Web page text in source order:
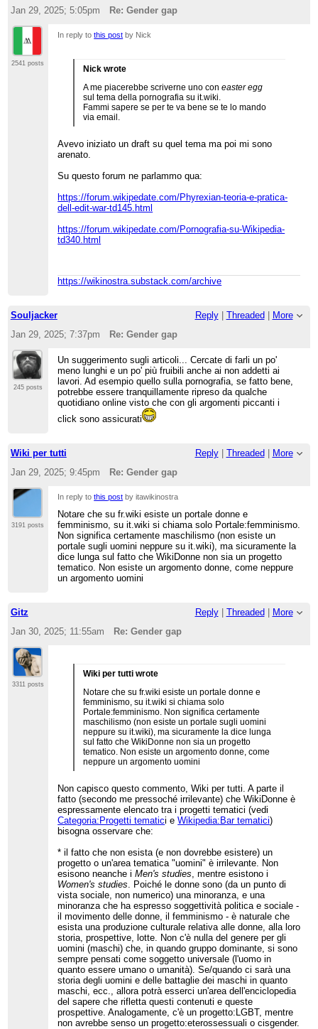
Jan 29, 2025; 5:05pm Re: Gender gap
2541 posts
In reply tothis post by Nick
Nick wrote
A me piacerebbe scriverne uno coneaster egg
sul tema della pornografia su it.wiki.
Fammi sapere se per te va bene se te lo mando
via email.
Avevo iniziato un draft su quel tema ma poi mi sono
arenato.
Su questo forum ne parlammo qua:
https://forum.wikipedate.com/Phyrexian-teoria-e-pratica-
dell-edit-war-td145.html
https://forum.wikipedate.com/Pornografia-su-Wikipedia-
td340.html
https://wikinostra.substack.com/archive
Souljacker Reply| Threaded
More
Jan 29, 2025; 7:37pm
Re: Gender gap
245 posts
Un suggerimento sugli articoli... Cercate di farli un po'
meno lunghi e un po' più fruibili anche ai non addetti ai
lavori. Ad esempio quello sulla pornografia, se fatto bene,
potrebbe essere tranquillamente ripreso da qualche
quotidiano online visto che con gli argomenti piccanti i
click sono assicurati
Wiki per tutti Reply| Threaded
More
Jan 29, 2025; 9:45pm
Re: Gender gap
3191 posts
In reply tothis post by itawikinostra
Notare che su fr.wiki esiste un portale donne e
femminismo, su it.wiki si chiama solo Portale:femminismo.
Non significa certamente maschilismo (non esiste un
portale sugli uomini neppure su it.wiki), ma sicuramente la
dice lunga sul fatto che WikiDonne non sia un progetto
tematico. Non esiste un argomento donne, come neppure
un argomento uomini
Gitz Reply| Threaded
More
Jan 30, 2025; 11:55am
Re: Gender gap
3311 posts
Wiki per tutti wrote
Notare che su fr.wiki esiste un portale donne e
femminismo, su it.wiki si chiama solo
Portale:femminismo. Non significa certamente
maschilismo (non esiste un portale sugli uomini
neppure su it.wiki), ma sicuramente la dice lunga
sul fatto che WikiDonne non sia un progetto
tematico. Non esiste un argomento donne, come
neppure un argomento uomini
Non capisco questo commento, Wiki per tutti. A parte il
fatto (secondo me pressoché irrilevante) che WikiDonne è
espressamente elencato tra i progetti tematici (vedi
Categoria:Progetti tematici eWikipedia:Bar tematici)
bisogna osservare che:
* il fatto che non esista (e non dovrebbe esistere) un
progetto o un'area tematica "uomini" è irrilevante. Non
esisono neanche iMen's studies , mentre esistono i
Women's studies . Poiché le donne sono (da un punto di
vista sociale, non numerico) una minoranza, e una
minoranza che ha espresso soggettività politica e sociale -
il movimento delle donne, il femminismo - è naturale che
esista una produzione culturale relativa alle donne, alla loro
storia, prospettive, lotte. Non c'è nulla del genere per gli
uomini (maschi) che, in quando gruppo dominante, si sono
sempre pensati come soggetto universale (l'uomo in
quanto essere umano o umanità). Se/quando ci sarà una
storia degli uomini e delle battaglie dei maschi in quanto
maschi, ecc., allora potrà esserci un'area dell'enciclopedia
del sapere che rifletta questi contenuti e queste
prospettive. Analogamente, c'è un progetto:LGBT, mentre
non avrebbe senso un progetto:eterossessuali o cisgender.